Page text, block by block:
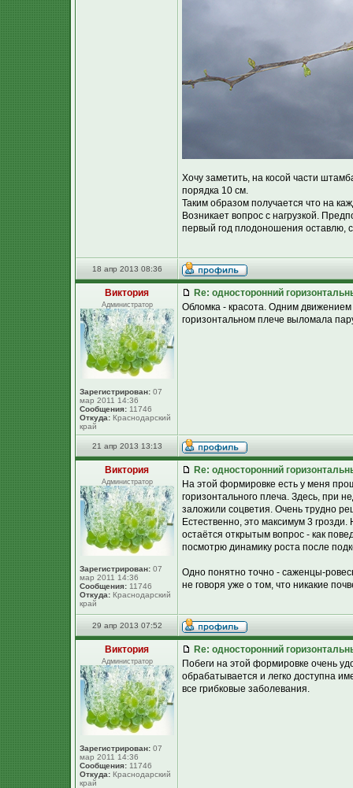
Хочу заметить, на косой части
порядка 10 см.
Таким образом получается что на
Возникает вопрос с нагрузкой.
первый год плодоношения оставлю,
18 апр 2013 08:36
Виктория
Администратор
Зарегистрирован: 07
мар 2011 14:36
Сообщения: 11746
Откуда: Краснодарский
край
Re: односторонний
Обломка - красота. Одним движением
горизонтальном плече выломала
21 апр 2013 13:13
Виктория
Администратор
Зарегистрирован: 07
мар 2011 14:36
Сообщения: 11746
Откуда: Краснодарский
край
Re: односторонний
На этой формировке есть у меня
горизонтального плеча. Здесь, при
заложили соцветия. Очень трудно
Естественно, это максимум 3
остаётся открытым вопрос - как
посмотрю динамику роста после
Одно понятно точно - саженцы-
не говоря уже о том, что никакие
29 апр 2013 07:52
Виктория
Администратор
Зарегистрирован: 07
мар 2011 14:36
Сообщения: 11746
Откуда: Краснодарский
край
Re: односторонний
Побеги на этой формировке очень
обрабатывается и легко доступна
все грибковые заболевания.